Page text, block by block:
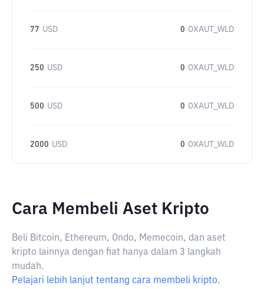
77 USD 0 OXAUT_WLD
250 USD 0 OXAUT_WLD
500 USD 0 OXAUT_WLD
2000 USD 0 OXAUT_WLD
Cara Membeli Aset Kripto
Beli Bitcoin, Ethereum, Ondo, Memecoin, dan aset
kripto lainnya dengan fiat hanya dalam 3 langkah
mudah.
Pelajari lebih lanjut tentang cara membeli kripto.